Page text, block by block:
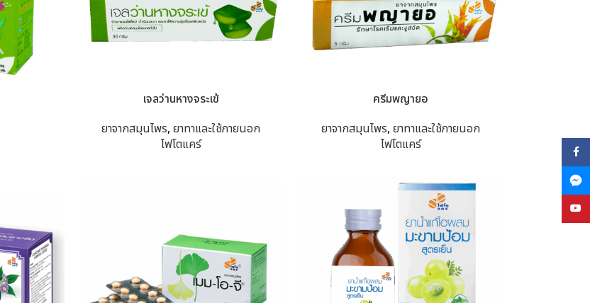
เจลว่านหางจระเข้
ยาจากสมุนไพร,ยาทาและใช้ภายนอก
ไฟโตแคร์
ครีมพญายอ
ยาจากสมุนไพร,ยาทาและใช้ภายนอก
ไฟโตแคร์